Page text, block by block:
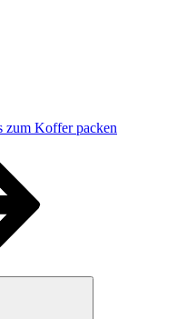
zum Koffer packen